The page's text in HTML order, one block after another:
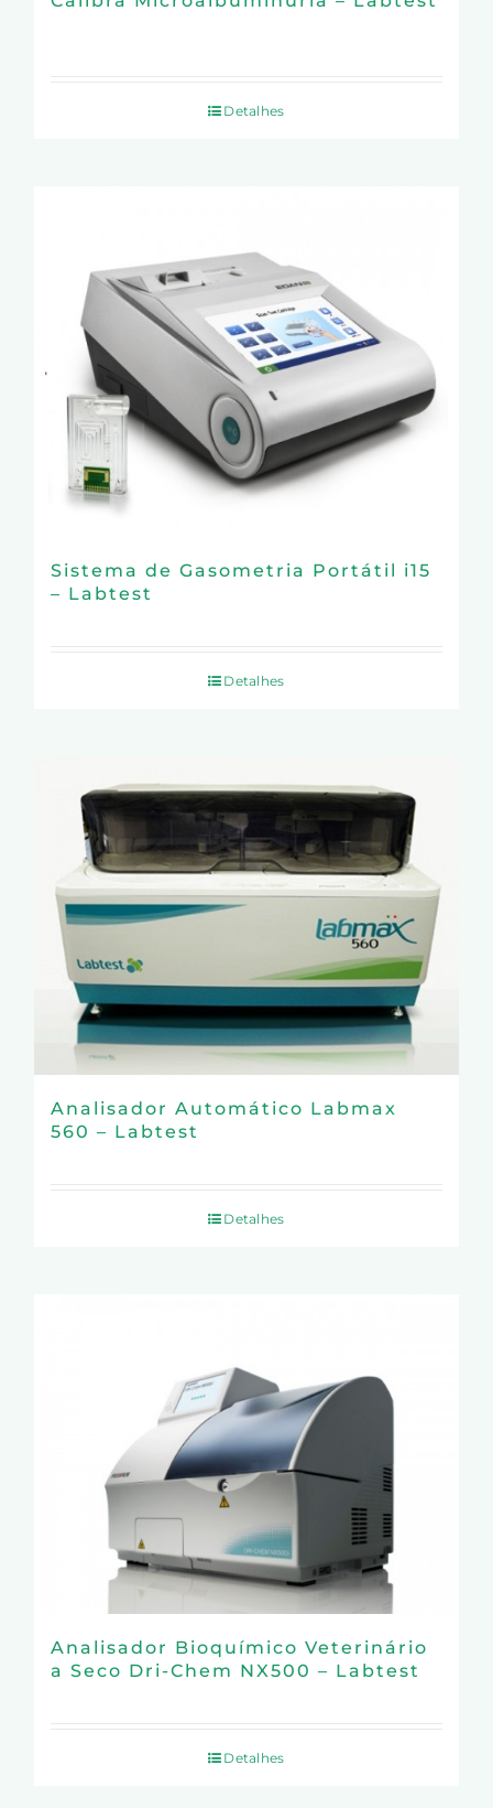
Detalhes
Sistema de Gasometria Portátil i15
– Labtest
Detalhes
Analisador Automático Labmax
560 – Labtest
Detalhes
Analisador Bioquímico Veterinário
a Seco Dri-Chem NX500 – Labtest
Detalhes